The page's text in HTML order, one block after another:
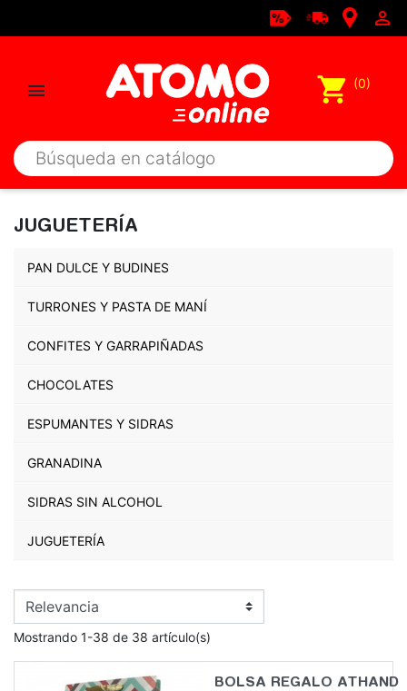

 shopping_cart (0)
JUGUETERÍA
PAN DULCE Y BUDINES
TURRONES Y PASTA DE MANÍ
CONFITES Y GARRAPIÑADAS
CHOCOLATES
ESPUMANTES Y SIDRAS
GRANADINA
SIDRAS SIN ALCOHOL
JUGUETERÍA
Mostrando 1-38 de 38 artículo(s)
BOLSA REGALO ATHAND